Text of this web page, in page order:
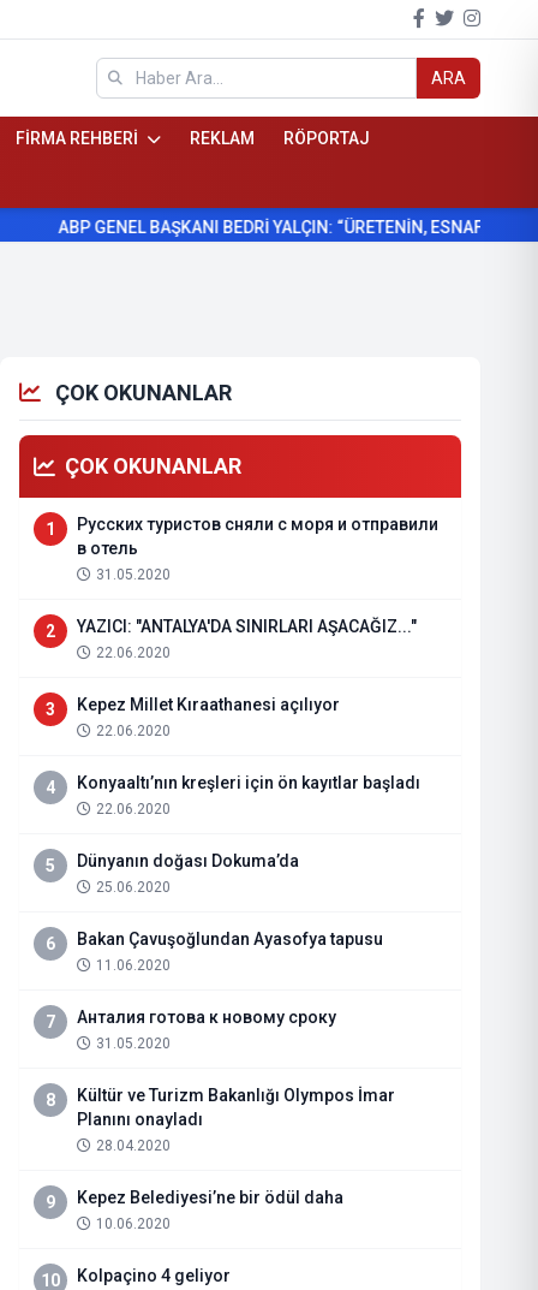
ARA
FİRMA REHBERİ REKLAM RÖPORTAJ
ABP GENEL BAŞKANI BEDRİ YALÇIN: “ÜRETENİN, ESNAFIN VE
Otellere Odun, Mangal ve Kömür
ÇOK OKUNANLAR
ÇOK OKUNANLAR
1
Русских туристов сняли с моря и отправили
в отель
31.05.2020
2 YAZICI: "ANTALYA'DA SINIRLARI AŞACAĞIZ..."
22.06.2020
3 Kepez Millet Kıraathanesi açılıyor
22.06.2020
4 Konyaaltı’nın kreşleri için ön kayıtlar başladı
22.06.2020
5 Dünyanın doğası Dokuma’da
25.06.2020
6 Bakan Çavuşoğlundan Ayasofya tapusu
11.06.2020
7 Анталия готова к новому сроку
31.05.2020
8
Kültür ve Turizm Bakanlığı Olympos İmar
Planını onayladı
28.04.2020
9 Kepez Belediyesi’ne bir ödül daha
10.06.2020
10 Kolpaçino 4 geliyor